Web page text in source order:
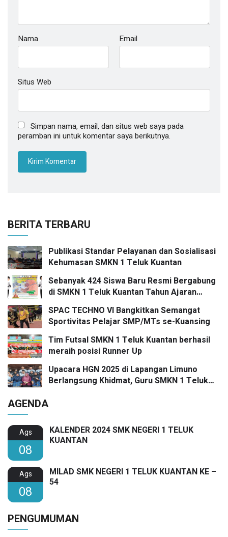
Nama Email
Situs Web
Simpan nama, email, dan situs web saya pada
peramban ini untuk komentar saya berikutnya.
BERITA TERBARU
Publikasi Standar Pelayanan dan Sosialisasi
Kehumasan SMKN 1 Teluk Kuantan
Sebanyak 424 Siswa Baru Resmi Bergabung
di SMKN 1 Teluk Kuantan Tahun Ajaran
SPAC TECHNO VI Bangkitkan Semangat
Sportivitas Pelajar SMP/MTs se-Kuansing
Tim Futsal SMKN 1 Teluk Kuantan berhasil
meraih posisi Runner Up
Upacara HGN 2025 di Lapangan Limuno
Berlangsung Khidmat, Guru SMKN 1 Teluk
AGENDA
Ags
08
KALENDER 2024 SMK NEGERI 1 TELUK
KUANTAN
Ags
08
MILAD SMK NEGERI 1 TELUK KUANTAN KE –
54
PENGUMUMAN